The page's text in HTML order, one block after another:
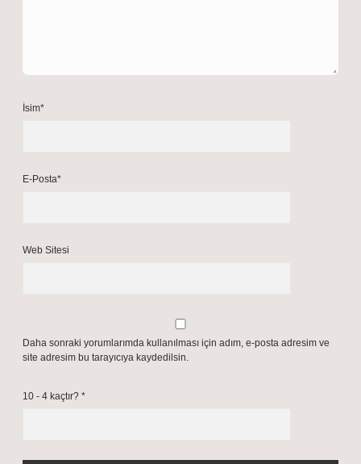
İsim*
E-Posta*
Web Sitesi
Daha sonraki yorumlarımda kullanılması için adım, e-posta adresim ve
site adresim bu tarayıcıya kaydedilsin.
10 - 4 kaçtır? *